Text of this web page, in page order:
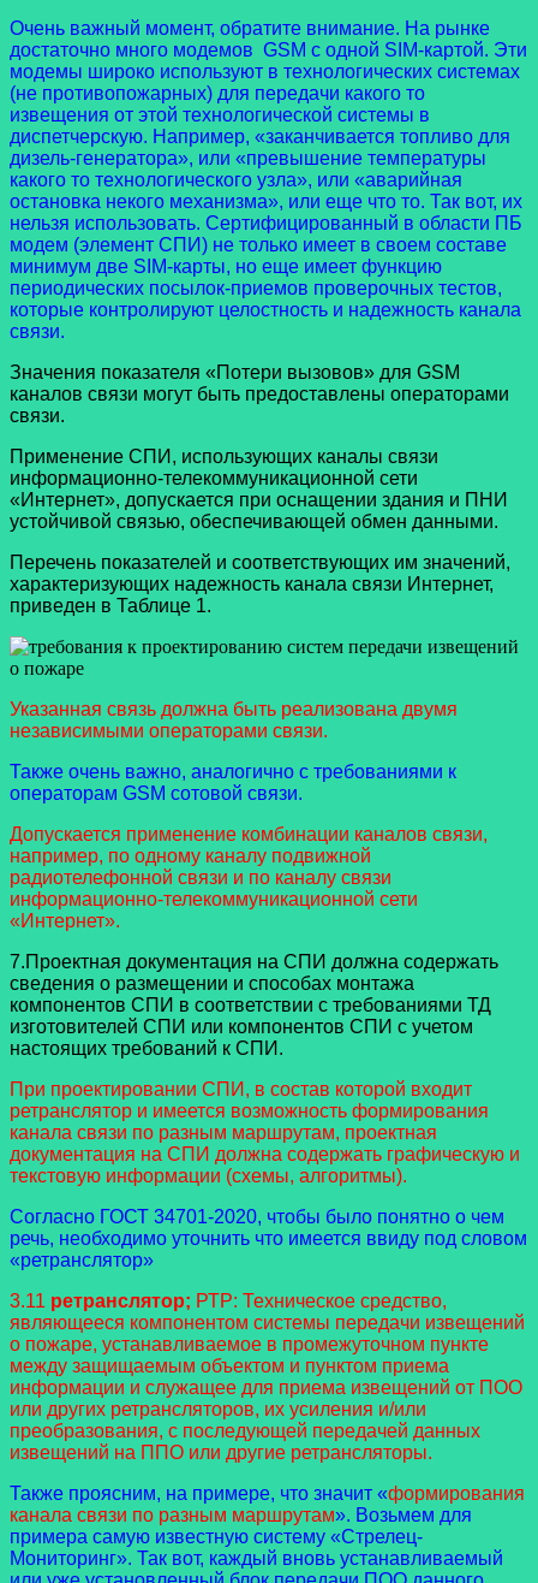
Очень важный момент, обратите внимание. На рынке
достаточно много модемов GSM с одной SIM-картой. Эти
модемы широко используют в технологических системах
(не противопожарных) для передачи какого то
извещения от этой технологической системы в
диспетчерскую. Например, «заканчивается топливо для
дизель-генератора», или «превышение температуры
какого то технологического узла», или «аварийная
остановка некого механизма», или еще что то. Так вот, их
нельзя использовать. Сертифицированный в области ПБ
модем (элемент СПИ) не только имеет в своем составе
минимум две SIM-карты, но еще имеет функцию
периодических посылок-приемов проверочных тестов,
которые контролируют целостность и надежность канала
связи.
Значения показателя «Потери вызовов» для GSM
каналов связи могут быть предоставлены операторами
связи.
Применение СПИ, использующих каналы связи
информационно-телекоммуникационной сети
«Интернет», допускается при оснащении здания и ПНИ
устойчивой связью, обеспечивающей обмен данными.
Перечень показателей и соответствующих им значений,
характеризующих надежность канала связи Интернет,
приведен в Таблице 1.
Указанная связь должна быть реализована двумя
независимыми операторами связи.
Также очень важно, аналогично с требованиями к
операторам GSM сотовой связи.
Допускается применение комбинации каналов связи,
например, по одному каналу подвижной
радиотелефонной связи и по каналу связи
информационно-телекоммуникационной сети
«Интернет».
7.Проектная документация на СПИ должна содержать
сведения о размещении и способах монтажа
компонентов СПИ в соответствии с требованиями ТД
изготовителей СПИ или компонентов СПИ с учетом
настоящих требований к СПИ.
При проектировании СПИ, в состав которой входит
ретранслятор и имеется возможность формирования
канала связи по разным маршрутам, проектная
документация на СПИ должна содержать графическую и
текстовую информации (схемы, алгоритмы).
Согласно ГОСТ 34701-2020, чтобы было понятно о чем
речь, необходимо уточнить что имеется ввиду под словом
«ретранслятор»
3.11 ретранслятор; РТР: Техническое средство,
являющееся компонентом системы передачи извещений
о пожаре, устанавливаемое в промежуточном пункте
между защищаемым объектом и пунктом приема
информации и служащее для приема извещений от ПОО
или других ретрансляторов, их усиления и/или
преобразования, с последующей передачей данных
извещений на ППО или другие ретрансляторы.
Также проясним, на примере, что значит «формирования
канала связи по разным маршрутам». Возьмем для
примера самую известную систему «Стрелец-
Мониторинг». Так вот, каждый вновь устанавливаемый